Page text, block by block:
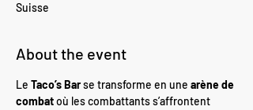
Suisse
About the event
Le Taco’s Bar se transforme en une arène de
combat où les combattants s’affrontent